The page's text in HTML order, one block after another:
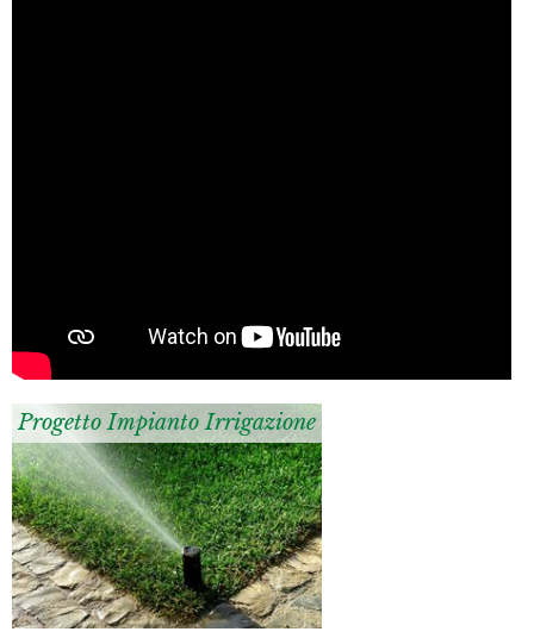
Progetto Impianto Irrigazione